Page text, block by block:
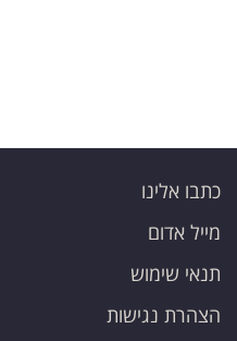
כתבו אלינו
מייל אדום
תנאי שימוש
הצהרת נגישות